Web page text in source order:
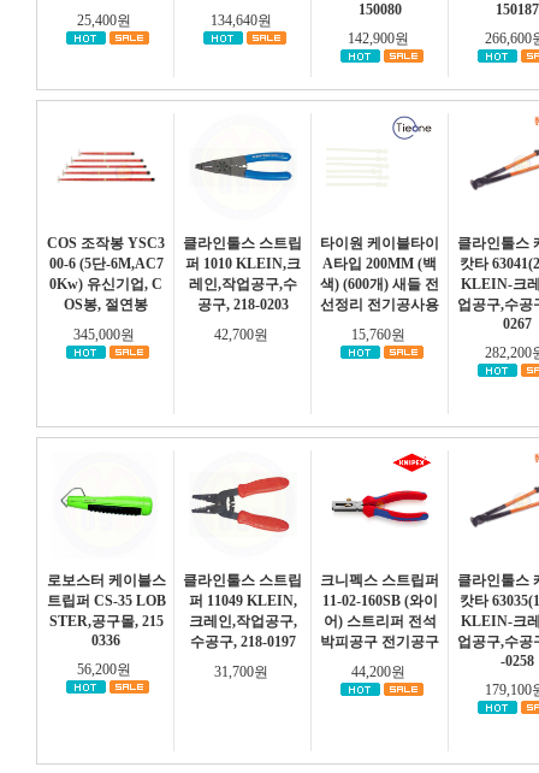
25,400원
134,640원
150080
142,900원
150187
266,600
COS 조작봉 YSC3
00-6 (5단-6M,AC7
0Kw) 유신기업, C
OS봉, 절연봉
345,000원
클라인툴스 스트립
퍼 1010 KLEIN,크
레인,작업공구,수
공구, 218-0203
42,700원
타이원 케이블타이
A타입 200MM (백
색) (600개) 새들 전
선정리 전기공사용
15,760원
클라인툴스
캇타
KLEIN-크
업공구,수공
0267
282,200
로보스터 케이블스
트립퍼 CS-35 LOB
STER,공구몰, 215
0336
56,200원
클라인툴스 스트립
퍼 11049 KLEIN,
크레인,작업공구,
수공구, 218-0197
31,700원
크니펙스 스트립퍼
11-02-160SB (와이
어) 스트리퍼 전석
박피공구 전기공구
44,200원
클라인툴스
캇타
KLEIN-크
업공구,수공
-0258
179,100